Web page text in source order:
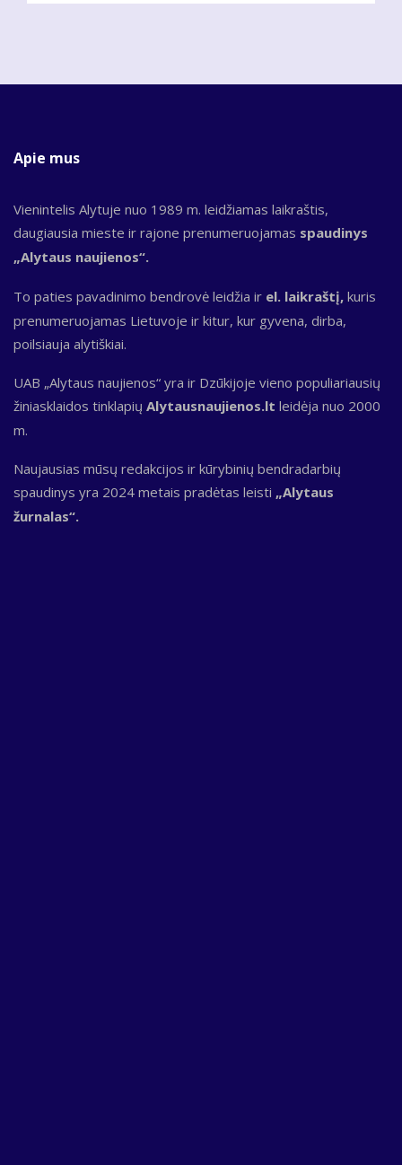
Apie mus
Vienintelis Alytuje nuo 1989 m. leidžiamas laikraštis,
daugiausia mieste ir rajone prenumeruojamas spaudinys
„Alytaus naujienos“.
To paties pavadinimo bendrovė leidžia ir el. laikraštį, kuris
prenumeruojamas Lietuvoje ir kitur, kur gyvena, dirba,
poilsiauja alytiškiai.
UAB „Alytaus naujienos“ yra ir Dzūkijoje vieno populiariausių
žiniasklaidos tinklapių Alytausnaujienos.lt leidėja nuo 2000
m.
Naujausias mūsų redakcijos ir kūrybinių bendradarbių
spaudinys yra 2024 metais pradėtas leisti „Alytaus
žurnalas“.